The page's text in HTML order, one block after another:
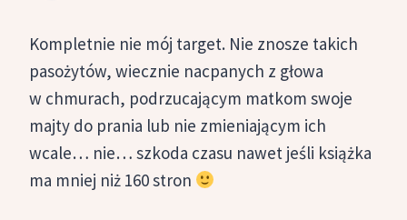
Kompletnie nie mój target. Nie znosze takich
pasożytów, wiecznie nacpanych z głowa
w chmurach, podrzucającym matkom swoje
majty do prania lub nie zmieniającym ich
wcale… nie… szkoda czasu nawet jeśli książka
ma mniej niż 160 stron